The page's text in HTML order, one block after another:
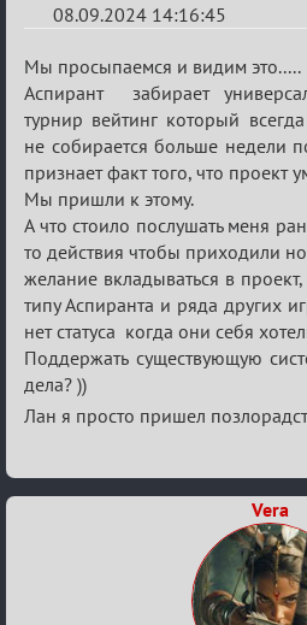
08.09.2024 14:16:45
Re:
Waiting
XI
Мы просыпаемся и видим это.....
Аспирант забирает
турнир вейтинг который
не собирается больше недели
признает факт того, что проект
Мы пришли к этому.
А что стоило послушать меня
то действия чтобы приходили
желание вкладываться в
типу Аспиранта и ряда других
нет статуса когда они себя
Поддержать существующую
дела? ))
Лан я просто пришел
Vera